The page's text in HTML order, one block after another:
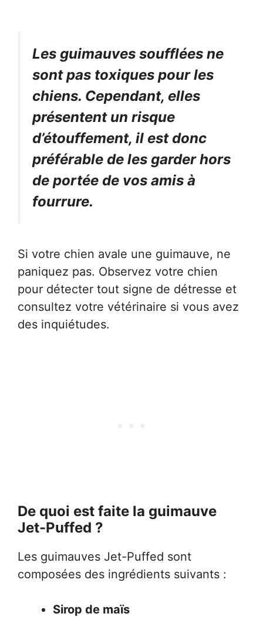
Les guimauves soufflées ne
sont pas toxiques pour les
chiens. Cependant, elles
présentent un risque
d’étouffement, il est donc
préférable de les garder hors
de portée de vos amis à
fourrure.
Si votre chien avale une guimauve, ne
paniquez pas. Observez votre chien
pour détecter tout signe de détresse et
consultez votre vétérinaire si vous avez
des inquiétudes.
De quoi est faite la guimauve
Jet-Puffed ?
Les guimauves Jet-Puffed sont
composées des ingrédients suivants :
Sirop de maïs